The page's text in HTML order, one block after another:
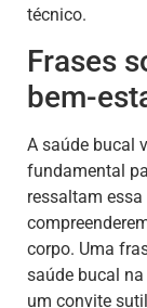
técnico.
Frases
bem-
A saúde bucal
fundamental
ressaltam
corpo. Uma
saúde bucal
um convite